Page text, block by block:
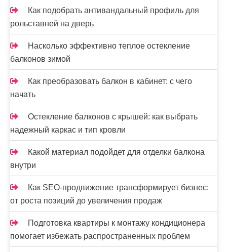
Как подобрать антивандальный профиль для
рольставней на дверь
Насколько эффективно теплое остекление
балконов зимой
Как преобразовать балкон в кабинет: с чего
начать
Остекление балконов с крышей: как выбрать
надежный каркас и тип кровли
Какой материал подойдет для отделки балкона
внутри
Как SEO-продвижение трансформирует бизнес:
от роста позиций до увеличения продаж
Подготовка квартиры к монтажу кондиционера
помогает избежать распространенных проблем